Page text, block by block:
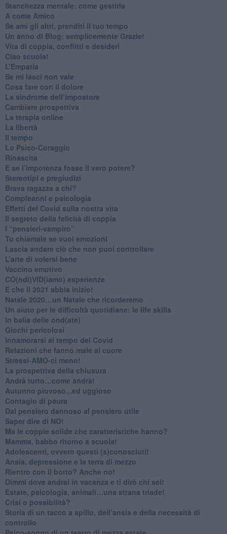
​Stanchezza mentale: come gestirla
​A come Amico
​Se ami gli altri, prenditi il tuo tempo
​Un anno di Blog: semplicemente Grazie!
​Vita di coppia, conflitti e desideri
​Ciao scuola!
​L’Empatia
​Se mi lasci non vale
Cosa fare con il dolore
​La sindrome dell’impostore
​Cambiare prospettiva
La terapia online
La libertà
​Il tempo
​Lo Psico-Coraggio
Rinascita
​E se l’impotenza fosse il vero potere?
Stereotipi e pregiudizi
​Brava ragazza a chi?
​Compleanni e psicologia
Effetti del Covid sulla nostra vita
Il segreto della felicità di coppia
​I “pensieri-vampiro”
​Tu chiamale se vuoi emozioni
​Lascia andare ciò che non puoi controllare
L’arte di volersi bene
​Vaccino emotivo
CO(ndi)VID(iamo) esperienze
​E che il 2021 abbia inizio!
​Natale 2020…un Natale che ricorderemo
Un aiuto per le difficoltà quotidiane: le life skills
​In balia delle ond(ate)
Giochi pericolosi
Innamorarsi al tempo del Covid
​Relazioni che fanno male al cuore
​Stressi-AMO-ci meno!
​La prospettiva della chiusura
​Andrà tutto…come andrà!
Autunno piovoso...ed uggioso
​Contagio di paura
​Dal pensiero dannoso al pensiero utile
​Saper dire di NO!
​Ma le coppie solide che caratteristiche hanno?
​Mamma, babbo ritorno a scuola!
Adolescenti, ovvero questi (s)conosciuti!
Ansia, depressione e la terra di mezzo
​Rientro con il botto? Anche no!
Dimmi dove andrai in vacanza e ti dirò chi sei!
​Estate, psicologia, animali…una strana triade!
​Crisi o possibilità?
​Storia di un tacco a spillo, dell’ansia e della necessità di
controllo